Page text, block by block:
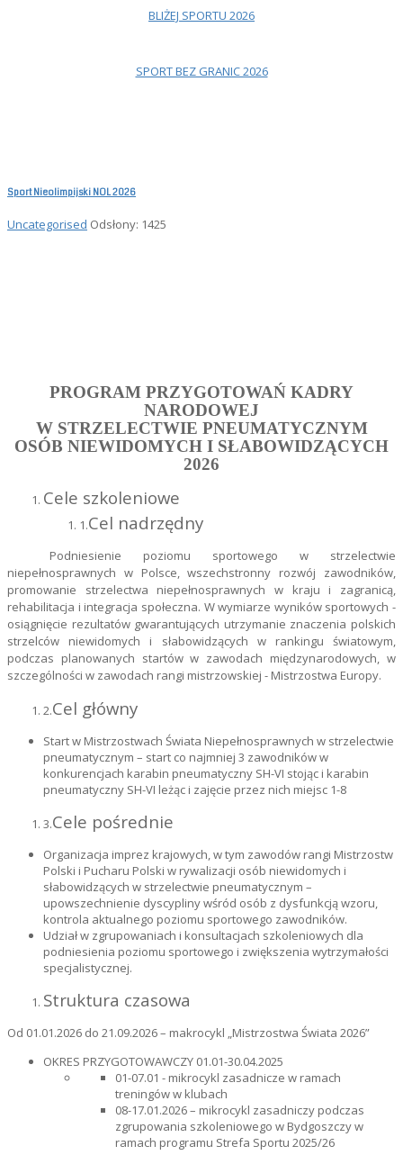
BLIŻEJ SPORTU 2026
SPORT BEZ GRANIC 2026
Sport Nieolimpijski NOL 2026
Uncategorised Odsłony: 1425
PROGRAM PRZYGOTOWAŃ KADRY
NARODOWEJ
W STRZELECTWIE PNEUMATYCZNYM
OSÓB NIEWIDOMYCH I SŁABOWIDZĄCYCH
2026
Cele szkoleniowe
1.Cel nadrzędny
Podniesienie poziomu sportowego w strzelectwie
niepełnosprawnych w Polsce, wszechstronny rozwój zawodników,
promowanie strzelectwa niepełnosprawnych w kraju i zagranicą,
rehabilitacja i integracja społeczna. W wymiarze wyników sportowych -
osiągnięcie rezultatów gwarantujących utrzymanie znaczenia polskich
strzelców niewidomych i słabowidzących w rankingu światowym,
podczas planowanych startów w zawodach międzynarodowych, w
szczególności w zawodach rangi mistrzowskiej - Mistrzostwa Europy.
2.Cel główny
Start w Mistrzostwach Świata Niepełnosprawnych w strzelectwie
pneumatycznym – start co najmniej 3 zawodników w
konkurencjach karabin pneumatyczny SH-VI stojąc i karabin
pneumatyczny SH-VI leżąc i zajęcie przez nich miejsc 1-8
3.Cele pośrednie
Organizacja imprez krajowych, w tym zawodów rangi Mistrzostw
Polski i Pucharu Polski w rywalizacji osób niewidomych i
słabowidzących w strzelectwie pneumatycznym –
upowszechnienie dyscypliny wśród osób z dysfunkcją wzoru,
kontrola aktualnego poziomu sportowego zawodników.
Udział w zgrupowaniach i konsultacjach szkoleniowych dla
podniesienia poziomu sportowego i zwiększenia wytrzymałości
specjalistycznej.
Struktura czasowa
Od 01.01.2026 do 21.09.2026 – makrocykl „Mistrzostwa Świata 2026”
OKRES PRZYGOTOWAWCZY 01.01-30.04.2025
01-07.01 - mikrocykl zasadnicze w ramach
treningów w klubach
08-17.01.2026 – mikrocykl zasadniczy podczas
zgrupowania szkoleniowego w Bydgoszczy w
ramach programu Strefa Sportu 2025/26